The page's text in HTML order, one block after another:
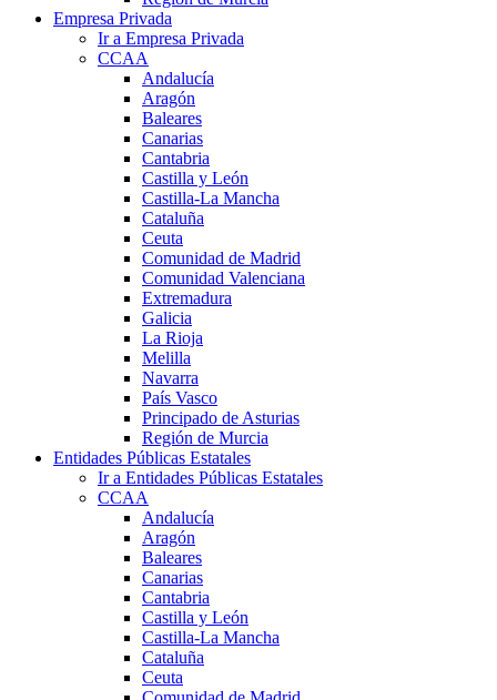
Empresa Privada
Ir a Empresa Privada
CCAA
Andalucía
Aragón
Baleares
Canarias
Cantabria
Castilla y León
Castilla-La Mancha
Cataluña
Ceuta
Comunidad de Madrid
Comunidad Valenciana
Extremadura
Galicia
La Rioja
Melilla
Navarra
País Vasco
Principado de Asturias
Región de Murcia
Entidades Públicas Estatales
Ir a Entidades Públicas Estatales
CCAA
Andalucía
Aragón
Baleares
Canarias
Cantabria
Castilla y León
Castilla-La Mancha
Cataluña
Ceuta